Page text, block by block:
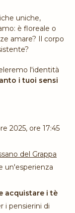
uniche,
è floreale o
amare? Il corpo
l'identità
i tuoi sensi
2025, ore 17:45
del Grappa
un'esperienza
acquistare i tè
i pensierini di